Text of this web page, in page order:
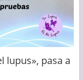
lupus», pasa a